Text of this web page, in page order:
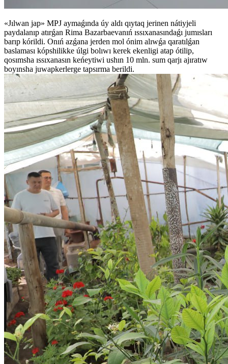
«Jılwan jap» MPJ aymaǵında úy aldı qıytaq jerinen nátiyjeli
paydalanıp atırǵan Rima Bazarbaevanıń ıssıxanasındaǵı jumısları
barıp kórildi. Onıń azǵana jerden mol ónim alıwǵa qaratılǵan
baslaması kópshilikke úlgi bolıwı kerek ekenligi atap ótilip,
qosımsha ıssıxanasın keńeytiwi ushın 10 mln. sum qarjı ajıratıw
boyınsha juwapkerlerge tapsırma berildi.